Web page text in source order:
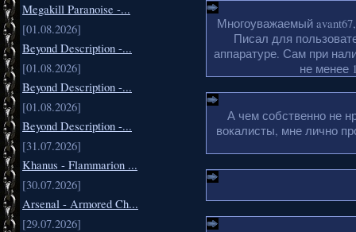
Megakill Paranoise -...
[01.08.2026]
Beyond Description -...
[01.08.2026]
Beyond Description -...
[01.08.2026]
Beyond Description -...
[31.07.2026]
Khanus - Flammarion ...
[30.07.2026]
Arsenal - Armored Ch...
[29.07.2026]
Многоуважаемый
Писал для
аппаратуре. Сам при
не менее
А чем собственно не
вокалисты, мне лично